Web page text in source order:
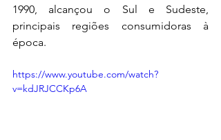
1990, alcançou o Sul e Sudeste,
principais regiões consumidoras à
época.
https://www.youtube.com/watch?
v=kdJRJCCKp6A